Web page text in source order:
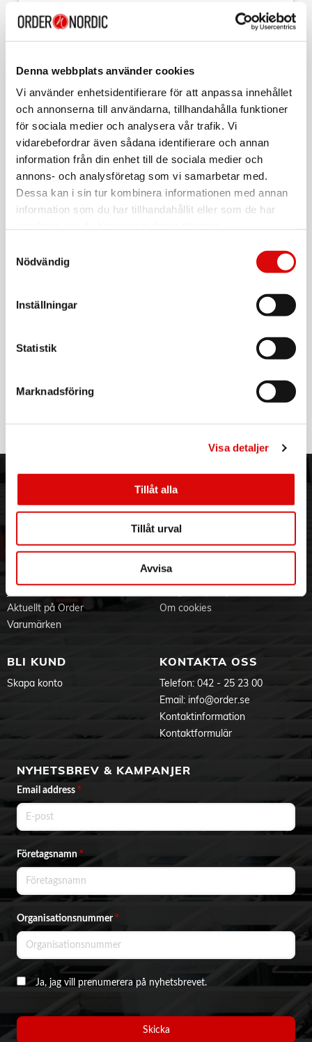
Denna webbplats använder cookies
Vi använder enhetsidentifierare för att anpassa innehållet
och annonserna till användarna, tillhandahålla funktioner
för sociala medier och analysera vår trafik. Vi
vidarebefordrar även sådana identifierare och annan
information från din enhet till de sociala medier och
annons- och analysföretag som vi samarbetar med.
Dessa kan i sin tur kombinera informationen med annan
information som du har tillhandahållit eller som de har
Nödvändig
Inställningar
Statistik
Marknadsföring
Visa detaljer
Tillåt alla
Tillåt urval
Avvisa
Art. nr:DVH-1245
Tillv. art. nr:
DVH-1245
EAN-kod:
5706751041716
För hel kartong beställ: 4
USB-ingång
Spelar DVD, AVI, CD, CD-R / RW, MP3, WMA, DVD-R / RW,
DVD + R / RW, JPEG, VCD, bild CD
HDMI-upplösning upp till 1080p (1920x1080)
Flervinkelfunktion
3PL
Vår historia
Hållbarhet
Aktuellt på Order
Varumärken
KUNDTJÄNST
Allmänna villkor
Vanliga frågor
Service & Support
Godsefterlysning & Felleverans
Om cookies
BLI KUND
Skapa konto
KONTAKTA OSS
Telefon: 042 - 25 23 00
Email: info@order.se
Kontaktinformation
Kontaktformulär
NYHETSBREV & KAMPANJER
Email address *
Företagsnamn*
Organisationsnummer *
Ja, jag vill prenumerera på nyhetsbrevet.
Skicka